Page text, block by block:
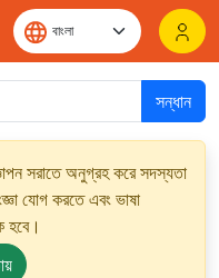
সন্ধান
সরাতে অনুগ্রহ করে সদস্যতা
যোগ করতে এবং ভাষা
হবে।